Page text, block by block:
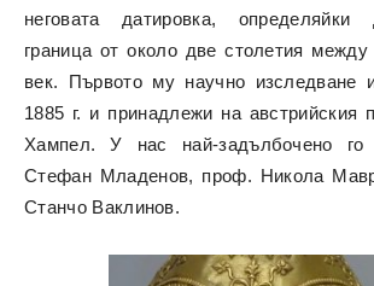
неговата датировка, определяйки
граница от около две столетия
век. Първото му научно изследване
1885 г. и принадлежи на австрийския
Хампел. У нас най-задълбочено го
Стефан Младенов, проф. Никола
Станчо Ваклинов.